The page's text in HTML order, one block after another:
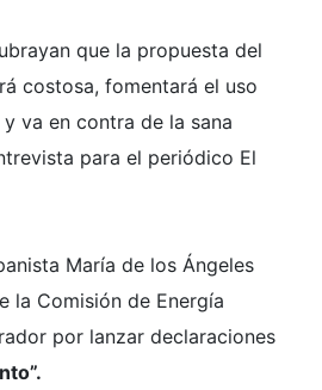
que la propuesta del
costosa, fomentará el uso
va en contra de la sana
para el periódico El
María de los Ángeles
la Comisión de Energía
por lanzar declaraciones